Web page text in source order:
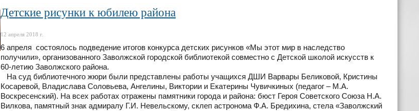
Детские рисунки к юбилею района
12 апреля 2018 г.
6 апреля состоялось подведение итогов конкурса детских рисунков «Мы этот мир в наследство
получили», организованного Заволжской городской библиотекой совместно с Детской школой искусств к
60-летию Заволжского района.
На суд библиотечного жюри были представлены работы учащихся ДШИ Варвары Беликовой, Кристины
Косаревой, Владислава Соловьева, Ангелины, Виктории и Екатерины Чувичкиных (педагог – М.А.
Воскресенский). На всех работах отражены памятники города и района: бюст Героя Советского Союза Н.А.
Вилкова, памятный знак адмиралу Г.И. Невельскому, склеп астронома Ф.А. Бредихина, стела «Заволжский